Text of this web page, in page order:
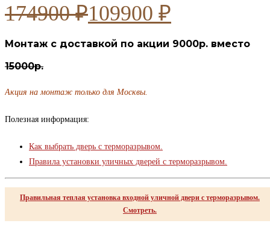
174900₽
Первоначальная
цена
составляла
174900 ₽.
109900 ₽
Текущая
цена:
109900 ₽.
Монтаж с доставкой по акции 9000р. вместо
15000р.
Акция на монтаж только для Москвы.
Полезная информация:
Как выбрать дверь с терморазрывом.
Правила установки уличных дверей с терморазрывом.
Правильная теплая установка входной уличной двери с терморазрывом.
Смотреть.